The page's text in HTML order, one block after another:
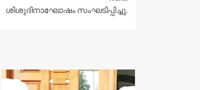
ശിശുദിനാഘോഷം സംഘടിപ്പിച്ചു.